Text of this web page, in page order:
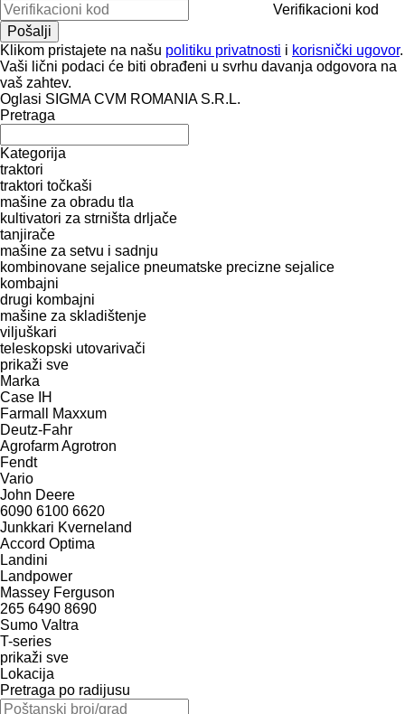
Verifikacioni kod
Klikom pristajete na našu politiku privatnosti i korisnički ugovor.
Vaši lični podaci će biti obrađeni u svrhu davanja odgovora na
vaš zahtev.
Oglasi SIGMA CVM ROMANIA S.R.L.
Pretraga
Kategorija
traktori
traktori točkaši
mašine za obradu tla
kultivatori za strništa drljače
tanjirače
mašinе za setvu i sadnju
kombinovane sejalice pneumatske precizne sejalice
kombajni
drugi kombajni
mašine za skladištenje
viljuškari
teleskopski utovarivači
prikaži sve
Marka
Case IH
Farmall
Maxxum
Deutz-Fahr
AgrofarmAgrotron
Fendt
Vario
John Deere
6090 6100 6620
Junkkari Kverneland
Accord Optima
Landini
Landpower
Massey Ferguson
265 6490 8690
Sumo Valtra
T-series
prikaži sve
Lokacija
Pretraga po radijusu